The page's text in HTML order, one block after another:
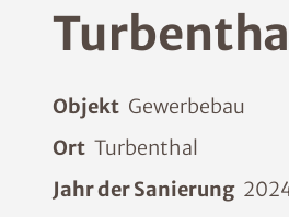
Objekt Gewerbebau
Ort Turbenthal
Jahr der Sanierung